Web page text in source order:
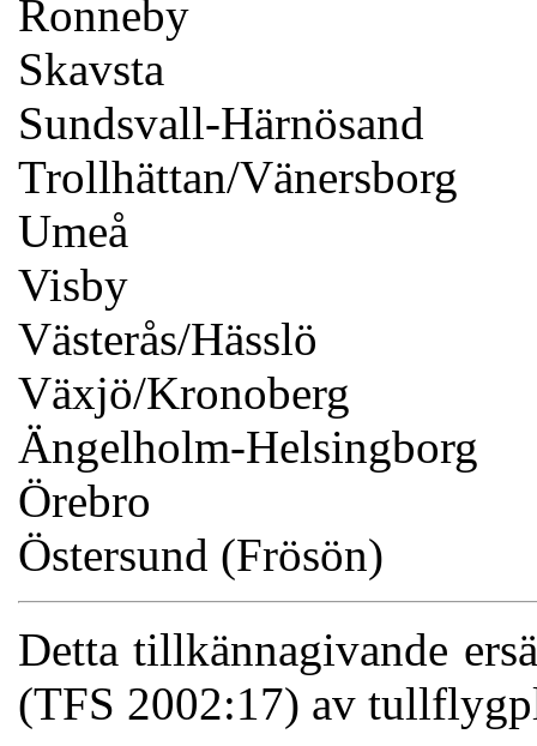
Ronneby
Skavsta
Sundsvall-Härnösand
Trollhättan/Vänersborg
Umeå
Visby
Västerås/Hässlö
Växjö/Kronoberg
Ängelholm-Helsingborg
Örebro
Östersund (Frösön)
Detta tillkännagivande
(TFS 2002:17) av